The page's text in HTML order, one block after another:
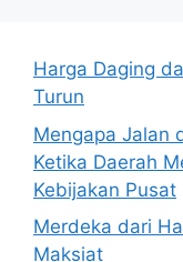
Harga Daging
Turun
Mengapa Jalan
Ketika Daerah
Kebijakan Pusat
Merdeka dari
Maksiat